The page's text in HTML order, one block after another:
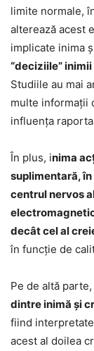
limite normale,
alterează acest
implicate inima
“deciziile”
Studiile au mai
multe informaţii
influenţa
În plus, inima
suplimentară,
centrul nervos
decât cel al
în funcţie de
Pe de altă parte,
dintre inimă şi
fiind
acest al doilea